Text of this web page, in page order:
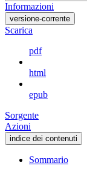
Informazioni
versione-corrente
Scarica
pdf
html
epub
Sorgente
Azioni
indice dei contenuti
Sommario